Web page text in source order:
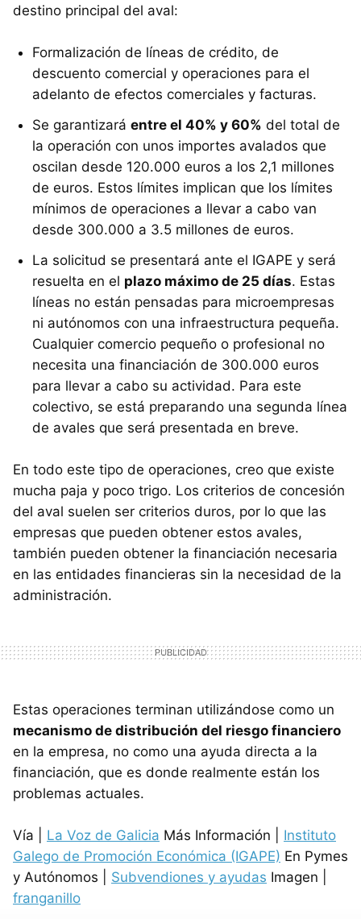
destino principal del aval:
Formalización de líneas de crédito, de
descuento comercial y operaciones para el
adelanto de efectos comerciales y facturas.
Se garantizará entre el 40% y 60% del total de
la operación con unos importes avalados que
oscilan desde 120.000 euros a los 2,1 millones
de euros. Estos límites implican que los límites
mínimos de operaciones a llevar a cabo van
desde 300.000 a 3.5 millones de euros.
La solicitud se presentará ante el IGAPE y será
resuelta en el plazo máximo de 25 días. Estas
líneas no están pensadas para microempresas
ni autónomos con una infraestructura pequeña.
Cualquier comercio pequeño o profesional no
necesita una financiación de 300.000 euros
para llevar a cabo su actividad. Para este
colectivo, se está preparando una segunda línea
de avales que será presentada en breve.
En todo este tipo de operaciones, creo que existe
mucha paja y poco trigo. Los criterios de concesión
del aval suelen ser criterios duros, por lo que las
empresas que pueden obtener estos avales,
también pueden obtener la financiación necesaria
en las entidades financieras sin la necesidad de la
administración.
Estas operaciones terminan utilizándose como un
mecanismo de distribución del riesgo financiero
en la empresa, no como una ayuda directa a la
financiación, que es donde realmente están los
problemas actuales.
Vía | La Voz de Galicia Más Información | Instituto
Galego de Promoción Económica (IGAPE) En Pymes
y Autónomos | Subvendiones y ayudas Imagen |
franganillo